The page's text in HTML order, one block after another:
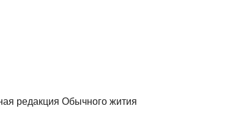
редакция Обычного жития